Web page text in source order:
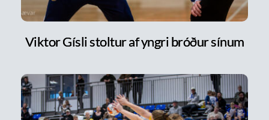
Viktor Gísli stoltur af yngri bróður sínum